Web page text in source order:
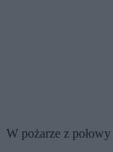
W pożarze z